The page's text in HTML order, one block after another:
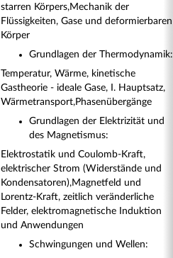
starren Körpers,Mechanik der
Flüssigkeiten, Gase und deformierbaren
Körper
Grundlagen der Thermodynamik:
Temperatur, Wärme, kinetische
Gastheorie - ideale Gase, I. Hauptsatz,
Wärmetransport,Phasenübergänge
Grundlagen der Elektrizität und
des Magnetismus:
Elektrostatik und Coulomb-Kraft,
elektrischer Strom (Widerstände und
Kondensatoren),Magnetfeld und
Lorentz-Kraft, zeitlich veränderliche
Felder, elektromagnetische Induktion
und Anwendungen
Schwingungen und Wellen: